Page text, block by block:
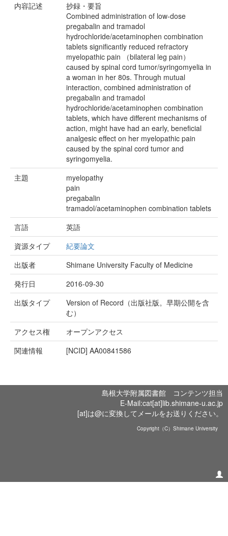
内容記述
抄録・要旨
Combined administration of low-dose
pregabalin and tramadol
hydrochloride/acetaminophen combination
tablets significantly reduced refractory
myelopathic pain （bilateral leg pain）
caused by spinal cord tumor/syringomyelia in
a woman in her 80s. Through mutual
interaction, combined administration of
pregabalin and tramadol
hydrochloride/acetaminophen combination
tablets, which have different mechanisms of
action, might have had an early, beneficial
analgesic effect on her myelopathic pain
caused by the spinal cord tumor and
syringomyelia.
主題
myelopathy
pain
pregabalin
tramadol/acetaminophen combination tablets
言語
英語
資源タイプ
紀要論文
出版者
Shimane University Faculty of Medicine
発行日
2016-09-30
出版タイプ
Version of Record（出版社版。早期公開を含
む）
アクセス権
オープンアクセス
関連情報
[NCID] AA00841586
島根大学附属図書館 コンテンツ担当
E-Mail:cat[at]lib.shimane-u.ac.jp
[at]は@に変換してメールをお送りください。
Copyright（C）Shimane University